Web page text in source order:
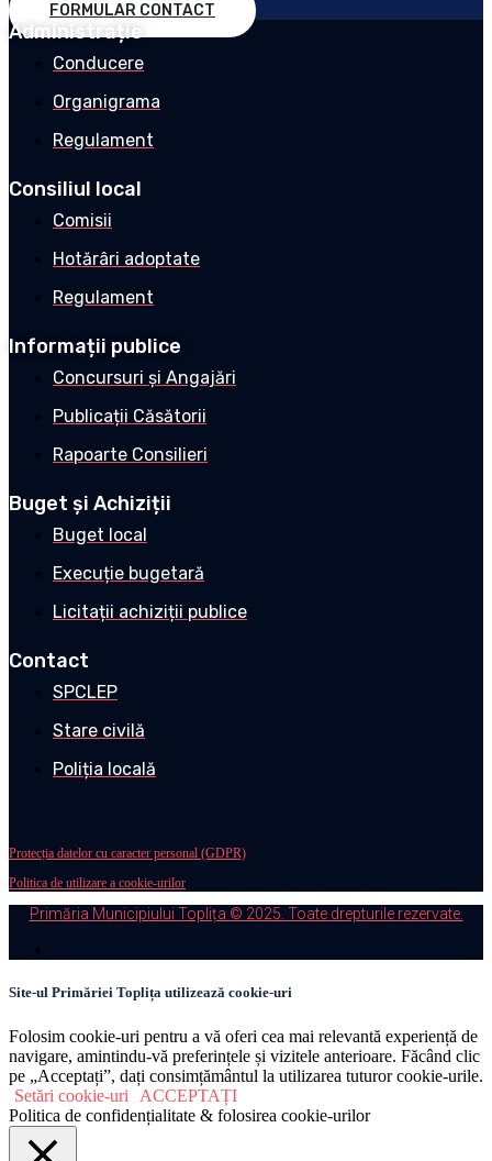
FORMULAR CONTACT
Administrație
Conducere
Organigrama
Regulament
Consiliul local
Comisii
Hotărâri adoptate
Regulament
Informații publice
Concursuri și Angajări
Publicații Căsătorii
Rapoarte Consilieri
Buget și Achiziții
Buget local
Execuție bugetară
Licitații achiziții publice
Contact
SPCLEP
Stare civilă
Poliția locală
Protecția datelor cu caracter personal (GDPR)
Politica de utilizare a cookie-urilor
Primăria Municipiului Toplița © 2025. Toate drepturile rezervate.
Site-ul Primăriei Toplița utilizează cookie-uri
Folosim cookie-uri pentru a vă oferi cea mai relevantă experiență de
navigare, amintindu-vă preferințele și vizitele anterioare. Făcând clic
pe „Acceptați”, dați consimțământul la utilizarea tuturor cookie-urile.
Setări cookie-uri
ACCEPTAȚI
Politica de confidențialitate & folosirea cookie-urilor